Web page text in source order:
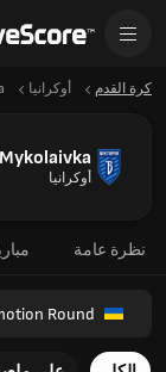
كرة القدم أوكرانيا
أوكرانيا
نظرة عامة
Round